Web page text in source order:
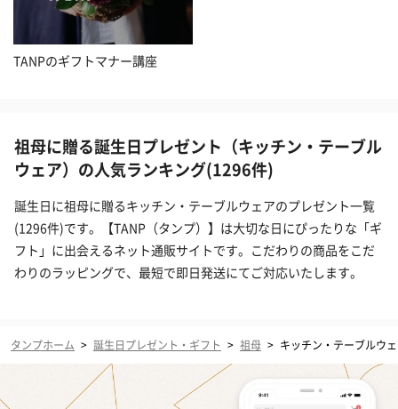
TANPのギフトマナー講座
祖母に贈る誕生日プレゼント（キッチン・テーブル
ウェア）の人気ランキング(1296件)
誕生日に祖母に贈るキッチン・テーブルウェアのプレゼント一覧
(1296件)です。【TANP（タンプ）】は大切な日にぴったりな「ギ
フト」に出会えるネット通販サイトです。こだわりの商品をこだ
わりのラッピングで、最短で即日発送にてご対応いたします。
タンプホーム > 誕生日プレゼント・ギフト > 祖母 > キッチン・テーブルウ